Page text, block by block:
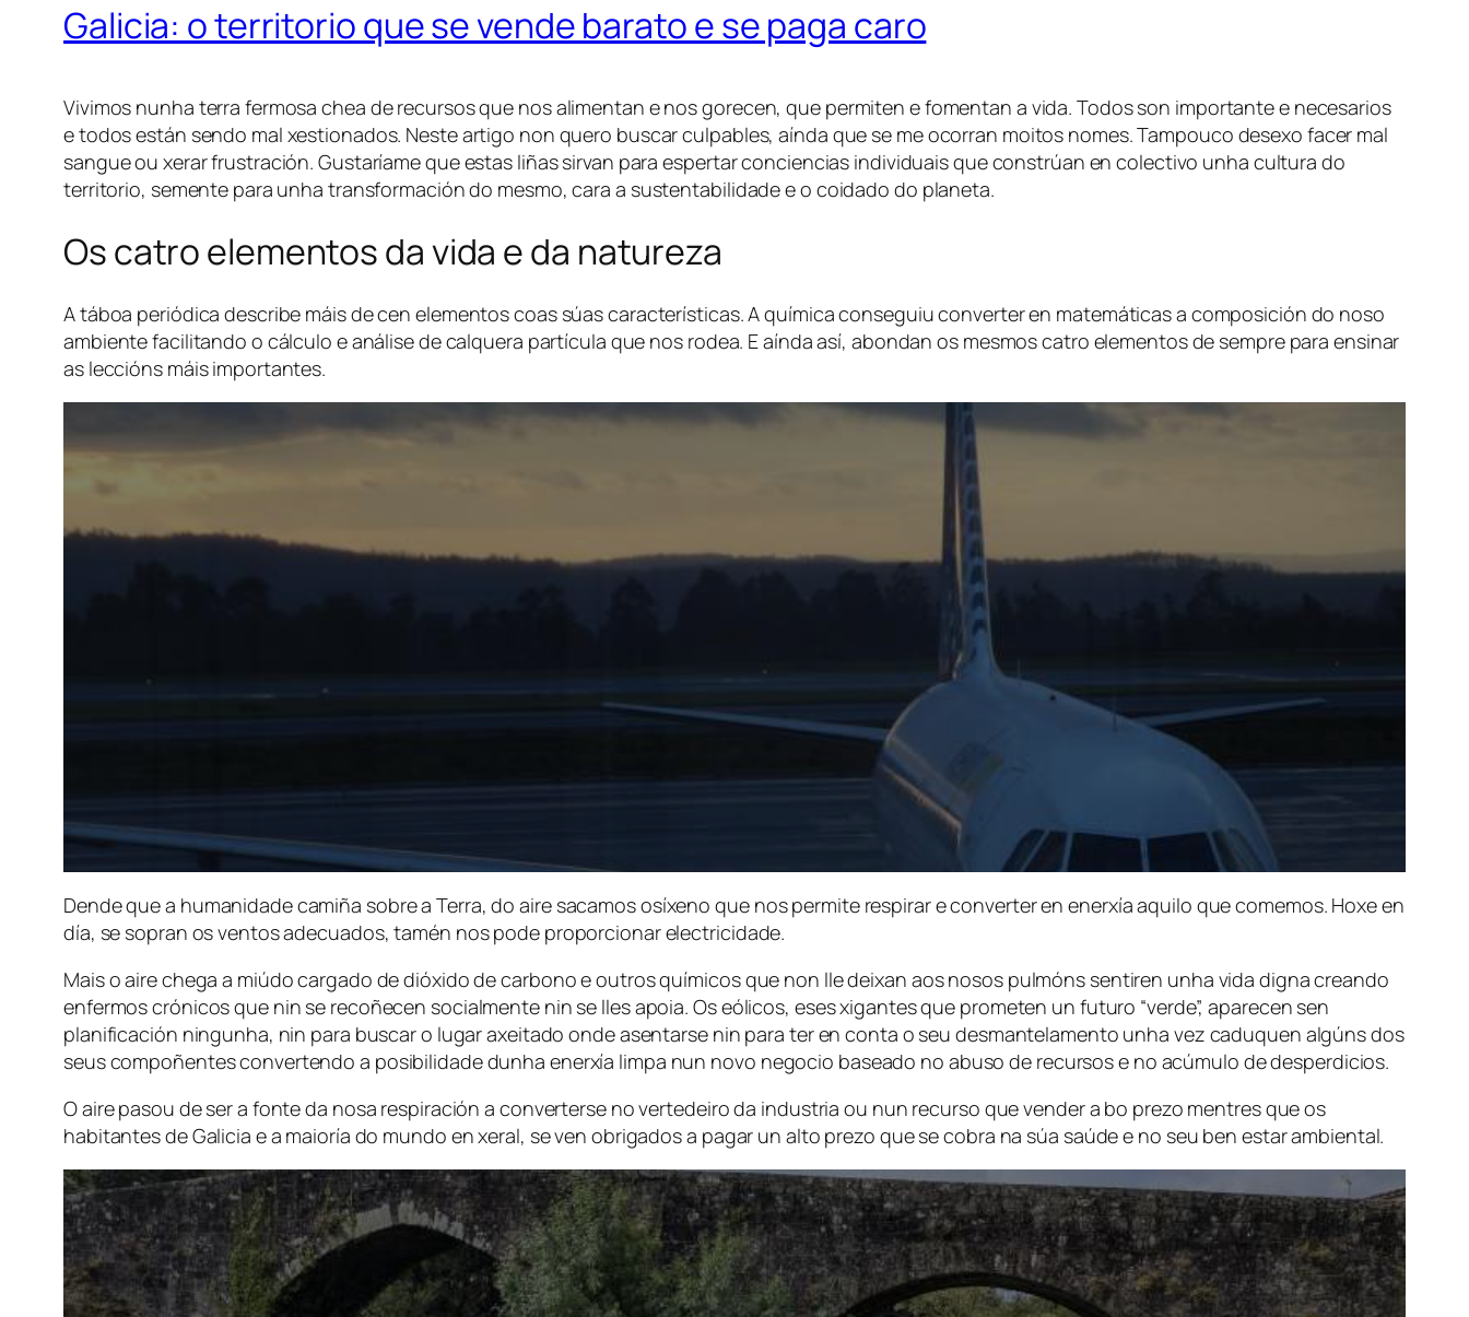
Galicia: o territorio que se vende barato e se paga caro
Vivimos nunha terra fermosa chea de recursos que nos alimentan e nos gorecen, que permiten e fomentan a vida. Todos son importante e necesarios
e todos están sendo mal xestionados. Neste artigo non quero buscar culpables, aínda que se me ocorran moitos nomes. Tampouco desexo facer mal
sangue ou xerar frustración. Gustaríame que estas liñas sirvan para espertar conciencias individuais que constrúan en colectivo unha cultura do
territorio, semente para unha transformación do mesmo, cara a sustentabilidade e o coidado do planeta.
Os catro elementos da vida e da natureza
A táboa periódica describe máis de cen elementos coas súas características. A química conseguiu converter en matemáticas a composición do noso
ambiente facilitando o cálculo e análise de calquera partícula que nos rodea. E aínda así, abondan os mesmos catro elementos de sempre para ensinar
as leccións máis importantes.
Dende que a humanidade camiña sobre a Terra, do aire sacamos osíxeno que nos permite respirar e converter en enerxía aquilo que comemos. Hoxe en
día, se sopran os ventos adecuados, tamén nos pode proporcionar electricidade.
Mais o aire chega a miúdo cargado de dióxido de carbono e outros químicos que non lle deixan aos nosos pulmóns sentiren unha vida digna creando
enfermos crónicos que nin se recoñecen socialmente nin se lles apoia. Os eólicos, eses xigantes que prometen un futuro “verde”, aparecen sen
planificación ningunha, nin para buscar o lugar axeitado onde asentarse nin para ter en conta o seu desmantelamento unha vez caduquen algúns dos
seus compoñentes convertendo a posibilidade dunha enerxía limpa nun novo negocio baseado no abuso de recursos e no acúmulo de desperdicios.
O aire pasou de ser a fonte da nosa respiración a converterse no vertedeiro da industria ou nun recurso que vender a bo prezo mentres que os
habitantes de Galicia e a maioría do mundo en xeral, se ven obrigados a pagar un alto prezo que se cobra na súa saúde e no seu ben estar ambiental.